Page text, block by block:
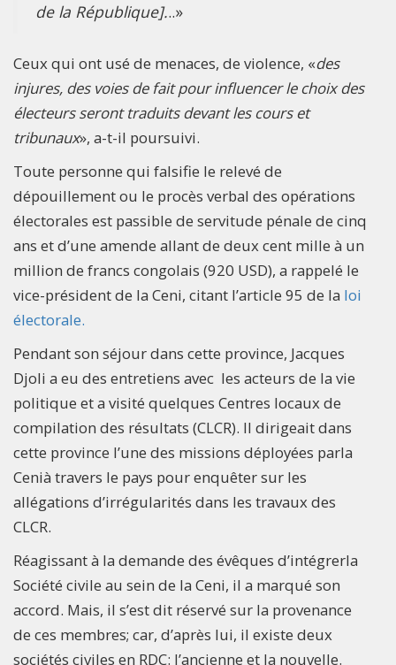
de la République]...»
Ceux qui ont usé de menaces, de violence, «des
injures, des voies de fait pour influencer le choix des
électeurs seront traduits devant les cours et
tribunaux», a-t-il poursuivi.
Toute personne qui falsifie le relevé de
dépouillement ou le procès verbal des opérations
électorales est passible de servitude pénale de cinq
ans et d’une amende allant de deux cent mille à un
million de francs congolais (920 USD), a rappelé le
vice-président de la Ceni, citant l’article 95 de la loi
électorale.
Pendant son séjour dans cette province, Jacques
Djoli a eu des entretiens avec les acteurs de la vie
politique et a visité quelques Centres locaux de
compilation des résultats (CLCR). Il dirigeait dans
cette province l’une des missions déployées parla
Cenià travers le pays pour enquêter sur les
allégations d’irrégularités dans les travaux des
CLCR.
Réagissant à la demande des évêques d’intégrerla
Société civile au sein de la Ceni, il a marqué son
accord. Mais, il s’est dit réservé sur la provenance
de ces membres; car, d’après lui, il existe deux
sociétés civiles en RDC: l’ancienne et la nouvelle.